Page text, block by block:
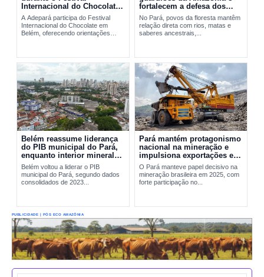
Internacional do Chocolate
em Belém
A Adepará participa do Festival
Internacional do Chocolate em
Belém, oferecendo orientações
fortalecem a defesa dos
territórios no Pará
No Pará, povos da floresta mantêm
relação direta com rios, matas e
saberes ancestrais,...
Belém reassume liderança
do PIB municipal do Pará,
enquanto interior mineral
mantém peso decisivo na
economia
Belém voltou a liderar o PIB
municipal do Pará, segundo dados
consolidados de 2023...
Pará mantém protagonismo
nacional na mineração e
impulsiona exportações em
2025
O Pará manteve papel decisivo na
mineração brasileira em 2025, com
forte participação no...
PUBLICIDADE | PÓS ECO AMAZÔNIA